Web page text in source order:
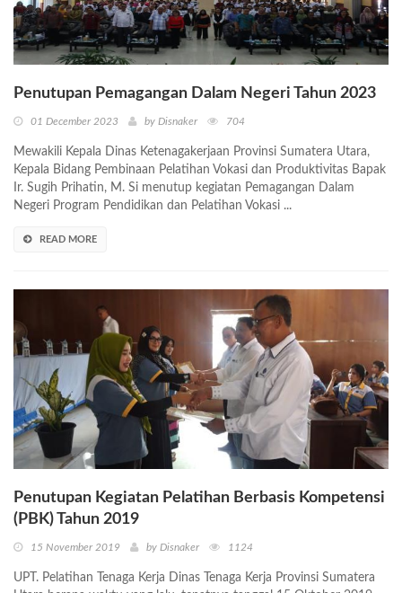
Penutupan Pemagangan Dalam Negeri Tahun 2023
01 December 2023 by Disnaker 704
Mewakili Kepala Dinas Ketenagakerjaan Provinsi Sumatera Utara,
Kepala Bidang Pembinaan Pelatihan Vokasi dan Produktivitas Bapak
Ir. Sugih Prihatin, M. Si menutup kegiatan Pemagangan Dalam
Negeri Program Pendidikan dan Pelatihan Vokasi ...
READ MORE
Penutupan Kegiatan Pelatihan Berbasis Kompetensi
(PBK) Tahun 2019
15 November 2019 by Disnaker 1124
UPT. Pelatihan Tenaga Kerja Dinas Tenaga Kerja Provinsi Sumatera